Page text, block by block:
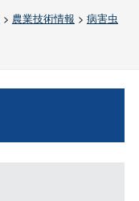
> 農業技術情報 > 病害虫